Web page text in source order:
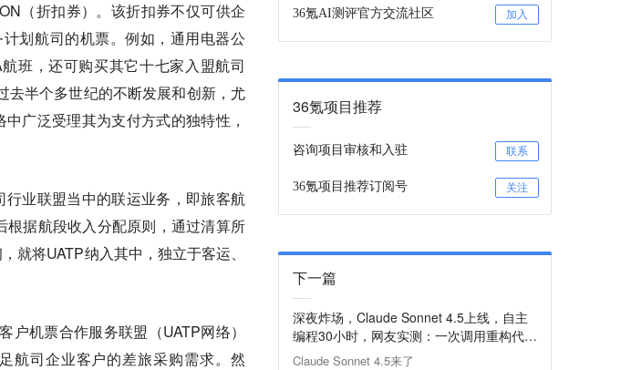
（折扣券）。该折扣券不仅可供企
划航司的机票。例如，通用电器公
班，还可购买其它十七家入盟航司
去半个多世纪的不断发展和创新，尤
广泛受理其为支付方式的独特性，
业联盟当中的联运业务，即旅客航
据航段收入分配原则，通过清算所
就将UATP纳入其中，独立于客运、
机票合作服务联盟（UATP网络）
航司企业客户的差旅采购需求。然
36氪AI测评官方交流社区 加入
36氪项目推荐
咨询项目审核和入驻 联系
36氪项目推荐订阅号 关注
下一篇
深夜炸场，Claude Sonnet 4.5上线，自主
编程30小时，网友实测：一次调用重构代码
库，新增3000行代码却运行失败
Claude Sonnet 4.5来了